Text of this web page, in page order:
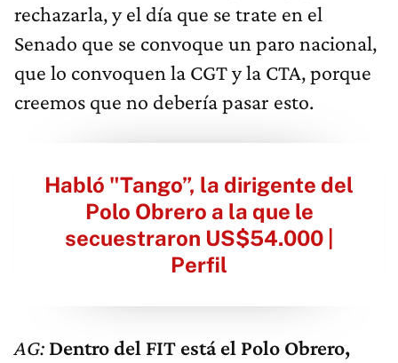
rechazarla, y el día que se trate en el
Senado que se convoque un paro nacional,
que lo convoquen la CGT y la CTA, porque
creemos que no debería pasar esto.
Habló "Tango”, la dirigente del
Polo Obrero a la que le
secuestraron US$54.000 |
Perfil
AG: Dentro del FIT está el Polo Obrero,